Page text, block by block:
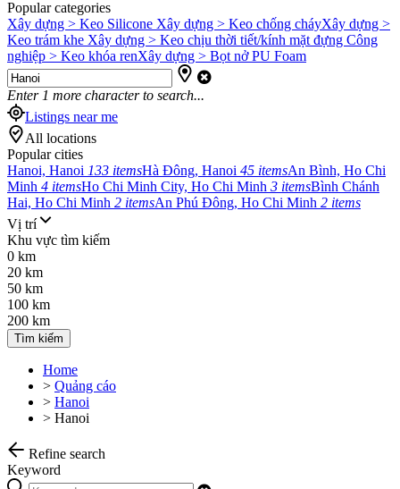
Popular categories
Xây dựng > Keo Silicone Xây dựng > Keo chống cháyXây dựng >
Keo trám khe Xây dựng > Keo chịu thời tiết/kính mặt đựng Công
nghiệp > Keo khóa renXây dựng > Bọt nở PU Foam
Enter 1 more character to search...
Listings near me
All locations
Popular cities
Hanoi, Hanoi 133 itemsHà Đông, Hanoi 45 itemsAn Bình, Ho Chi
Minh 4 itemsHo Chi Minh City, Ho Chi Minh 3 itemsBình Chánh
Hai, Ho Chi Minh 2 itemsAn Phú Đông, Ho Chi Minh 2 items
Vị trí
Khu vực tìm kiếm
0 km
20 km
50 km
100 km
200 km
Tìm kiếm
Home
> Quảng cáo
> Hanoi
> Hanoi
Refine search
Keyword